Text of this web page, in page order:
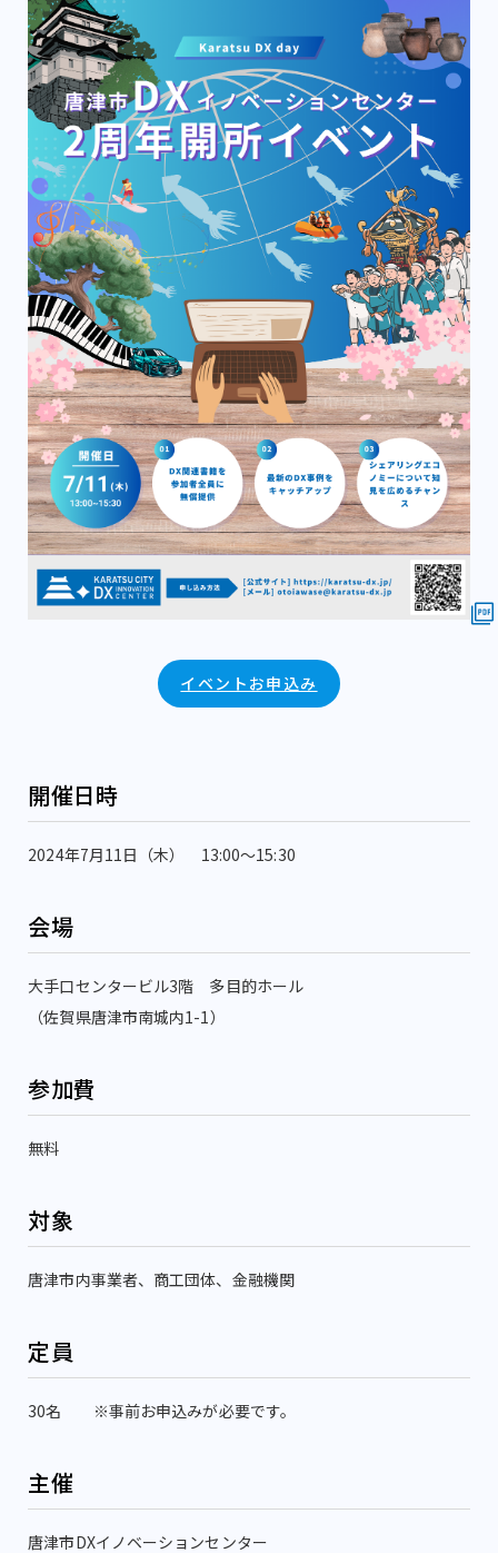
イベントお申込み
開催日時
2024年7月11日（木） 13:00～15:30
会場
大手口センタービル3階 多目的ホール
（佐賀県唐津市南城内1-1）
参加費
無料
対象
唐津市内事業者、商工団体、金融機関
定員
30名 ※事前お申込みが必要です。
主催
唐津市DXイノベーションセンター